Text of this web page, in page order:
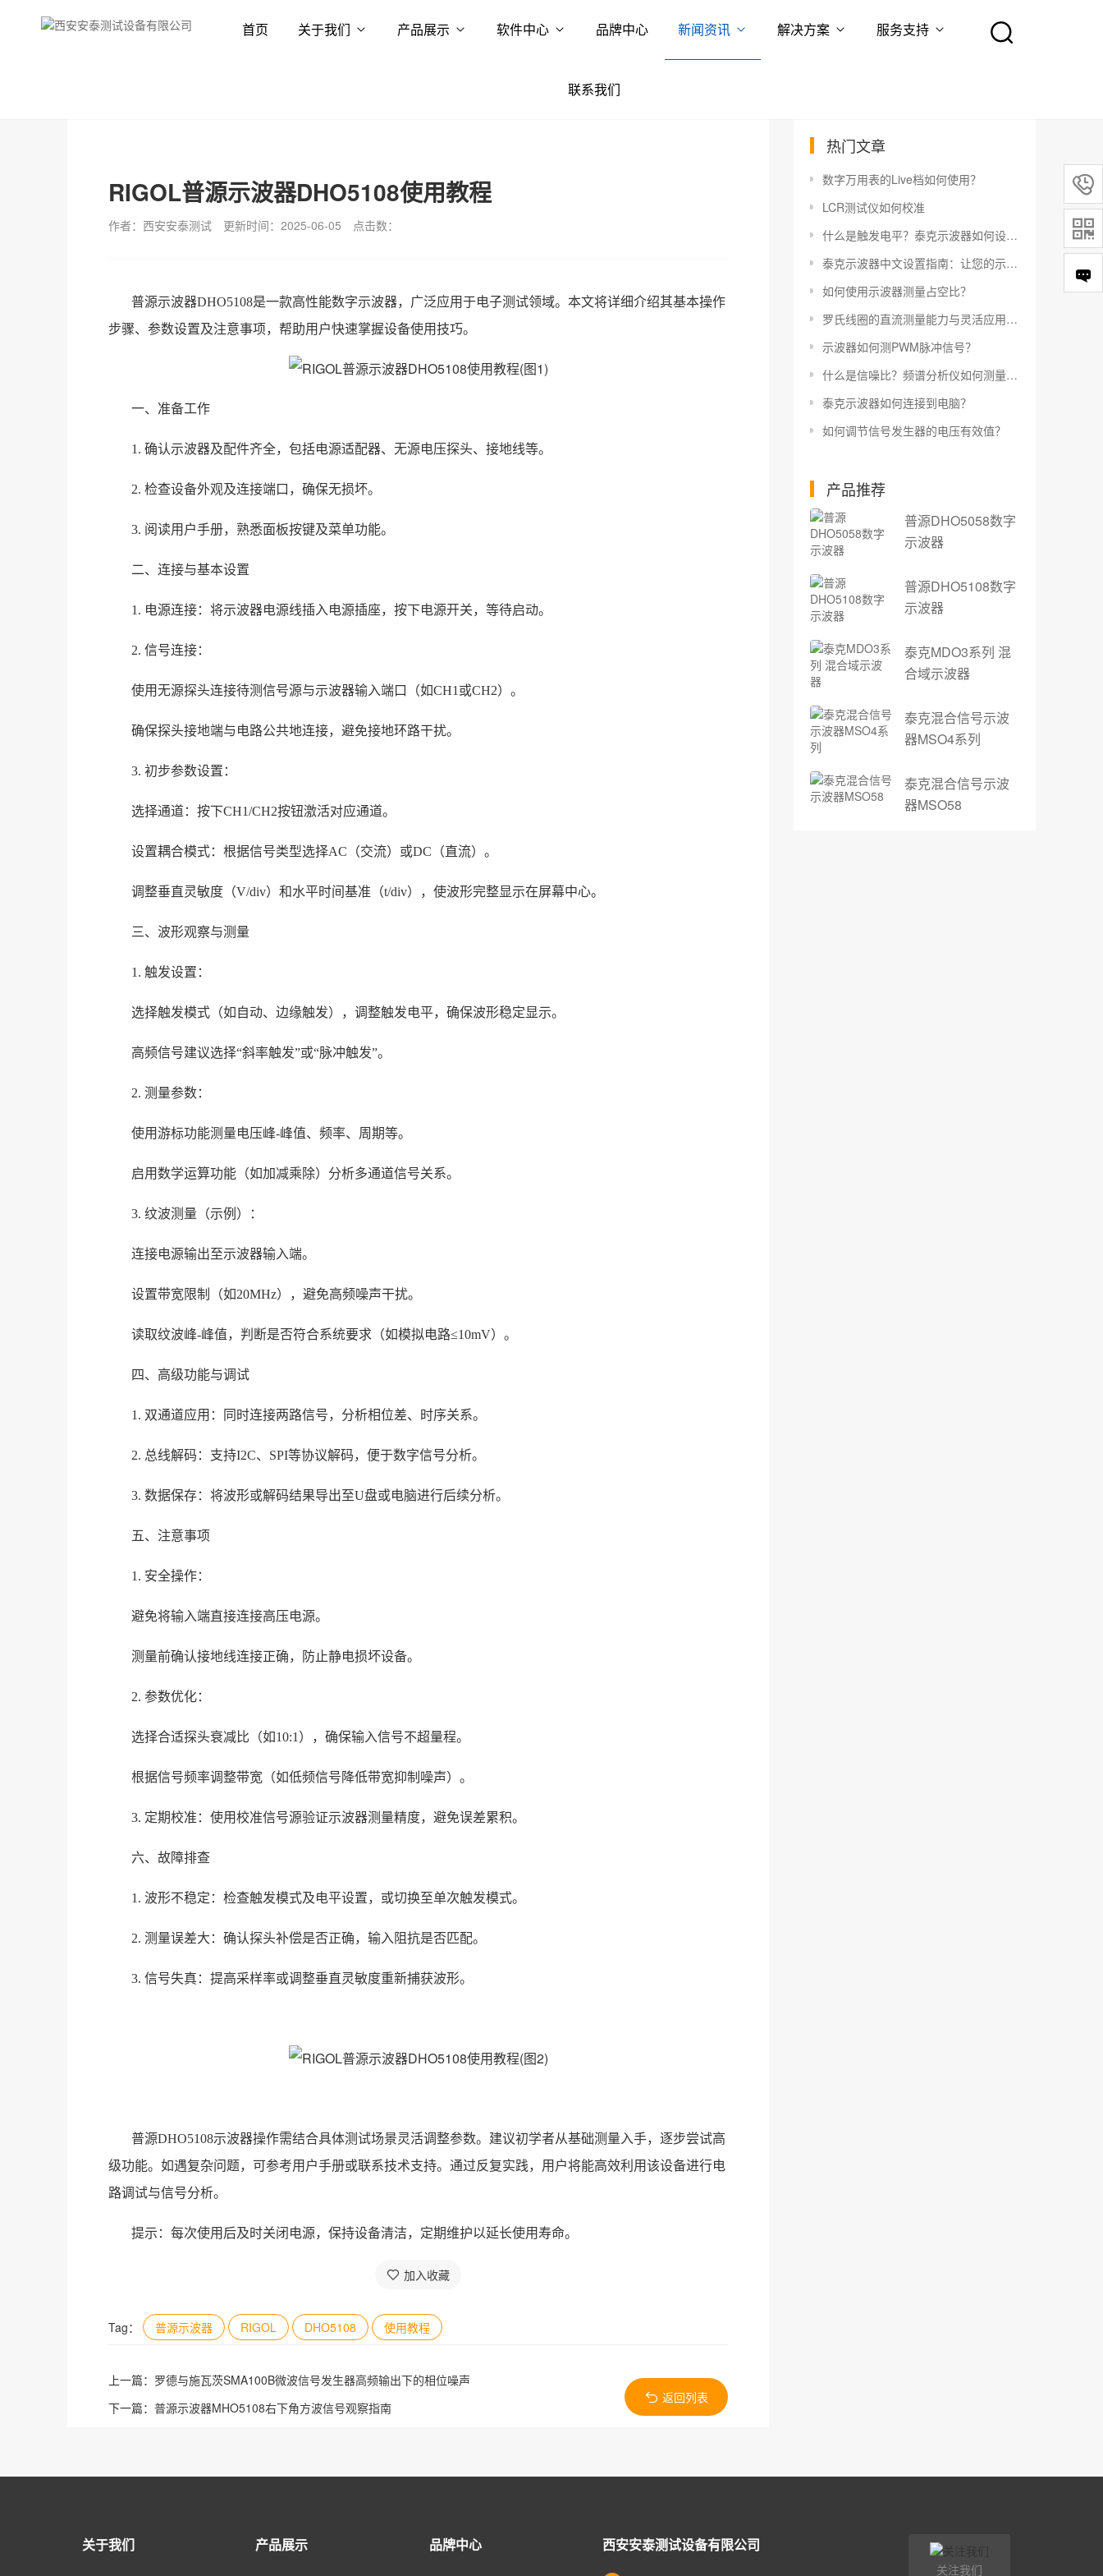
首页 关于我们 产品展示 软件中心 品牌中心 新闻资讯 解决方案 服务支持
联系我们
RIGOL普源示波器DHO5108使用教程
作者：西安安泰测试 更新时间：2025-06-05 点击数：
普源示波器DHO5108是一款高性能数字示波器，广泛应用于电子测试领域。本文将详细介绍其基本操作
步骤、参数设置及注意事项，帮助用户快速掌握设备使用技巧。
一、准备工作
1. 确认示波器及配件齐全，包括电源适配器、无源电压探头、接地线等。
2. 检查设备外观及连接端口，确保无损坏。
3. 阅读用户手册，熟悉面板按键及菜单功能。
二、连接与基本设置
1. 电源连接：将示波器电源线插入电源插座，按下电源开关，等待启动。
2. 信号连接：
使用无源探头连接待测信号源与示波器输入端口（如CH1或CH2）。
确保探头接地端与电路公共地连接，避免接地环路干扰。
3. 初步参数设置：
选择通道：按下CH1/CH2按钮激活对应通道。
设置耦合模式：根据信号类型选择AC（交流）或DC（直流）。
调整垂直灵敏度（V/div）和水平时间基准（t/div），使波形完整显示在屏幕中心。
三、波形观察与测量
1. 触发设置：
选择触发模式（如自动、边缘触发），调整触发电平，确保波形稳定显示。
高频信号建议选择“斜率触发”或“脉冲触发”。
2. 测量参数：
使用游标功能测量电压峰-峰值、频率、周期等。
启用数学运算功能（如加减乘除）分析多通道信号关系。
3. 纹波测量（示例）：
连接电源输出至示波器输入端。
设置带宽限制（如20MHz），避免高频噪声干扰。
读取纹波峰-峰值，判断是否符合系统要求（如模拟电路≤10mV）。
四、高级功能与调试
1. 双通道应用：同时连接两路信号，分析相位差、时序关系。
2. 总线解码：支持I2C、SPI等协议解码，便于数字信号分析。
3. 数据保存：将波形或解码结果导出至U盘或电脑进行后续分析。
五、注意事项
1. 安全操作：
避免将输入端直接连接高压电源。
测量前确认接地线连接正确，防止静电损坏设备。
2. 参数优化：
选择合适探头衰减比（如10:1），确保输入信号不超量程。
根据信号频率调整带宽（如低频信号降低带宽抑制噪声）。
3. 定期校准：使用校准信号源验证示波器测量精度，避免误差累积。
六、故障排查
1. 波形不稳定：检查触发模式及电平设置，或切换至单次触发模式。
2. 测量误差大：确认探头补偿是否正确，输入阻抗是否匹配。
3. 信号失真：提高采样率或调整垂直灵敏度重新捕获波形。
普源DHO5108示波器操作需结合具体测试场景灵活调整参数。建议初学者从基础测量入手，逐步尝试高
级功能。如遇复杂问题，可参考用户手册或联系技术支持。通过反复实践，用户将能高效利用该设备进行电
路调试与信号分析。
提示：每次使用后及时关闭电源，保持设备清洁，定期维护以延长使用寿命。
加入收藏
Tag： 普源示波器 RIGOL DHO5108 使用教程
上一篇： 罗德与施瓦茨SMA100B微波信号发生器高频输出下的相位噪声
下一篇： 普源示波器MHO5108右下角方波信号观察指南
返回列表
热门文章
数字万用表的Live档如何使用？
LCR测试仪如何校准
什么是触发电平？泰克示波器如何设置触发电平？
泰克示波器中文设置指南：让您的示波器更易于使用
如何使用示波器测量占空比？
罗氏线圈的直流测量能力与灵活应用指南
示波器如何测PWM脉冲信号？
什么是信噪比？频谱分析仪如何测量信噪比？
泰克示波器如何连接到电脑？
如何调节信号发生器的电压有效值？
产品推荐
普源DHO5058数字
示波器
普源DHO5108数字
示波器
泰克MDO3系列 混
合域示波器
泰克混合信号示波
器MSO4系列
泰克混合信号示波
器MSO58
关于我们 产品展示 品牌中心 西安安泰测试设备有限公司
关注我们

